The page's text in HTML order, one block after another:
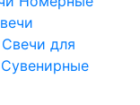
Свечи для
Сувенирные